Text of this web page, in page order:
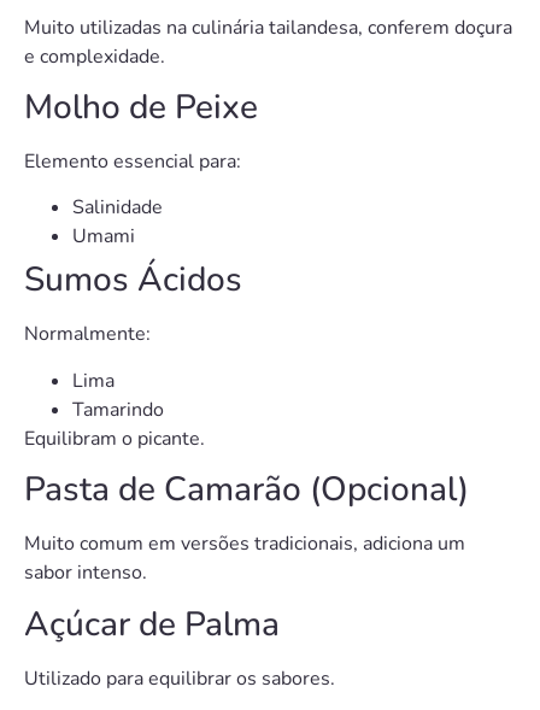
Muito utilizadas na culinária tailandesa, conferem doçura
e complexidade.
Molho de Peixe
Elemento essencial para:
Salinidade
Umami
Sumos Ácidos
Normalmente:
Lima
Tamarindo
Equilibram o picante.
Pasta de Camarão (Opcional)
Muito comum em versões tradicionais, adiciona um
sabor intenso.
Açúcar de Palma
Utilizado para equilibrar os sabores.